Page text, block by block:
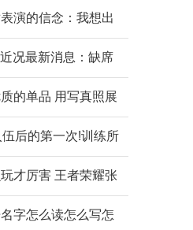
演的信念：我想出
况最新消息：缺席
的单品 用写真照展
后的第一次!训练所
才厉害 王者荣耀张
字怎么读怎么写怎